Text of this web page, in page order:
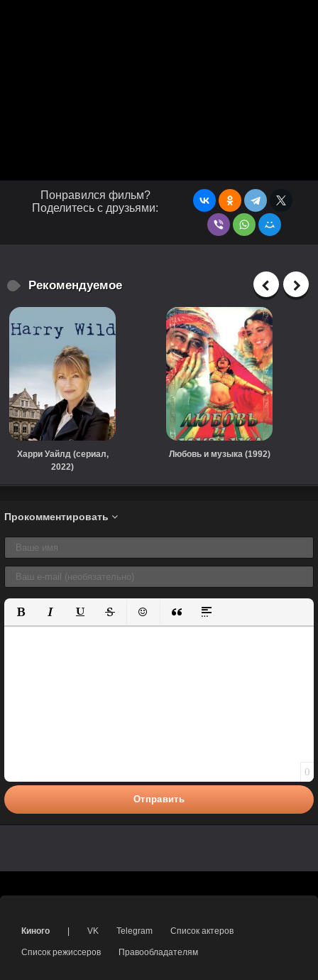
Понравился фильм?
Поделитесь с друзьями:
Рекомендуемое
Харри Уайлд (сериал,
2022)
Любовь и музыка (1992)
Прокомментировать
Полужирный
КурсивПодчеркнутый
ЗачеркнутыйВставить смайлик
Вставка цитаты
Вставка спойлера
0
Отправить
Киного VK Telegram Список актеров
Список режиссеров Правообладателям